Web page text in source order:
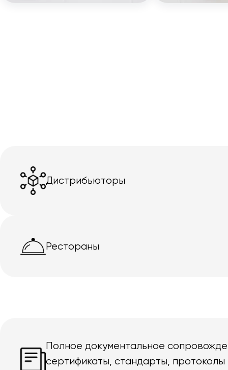
Дистрибьюторы
Рестораны
Полное документальное
сертификаты, стандарты, протоколы